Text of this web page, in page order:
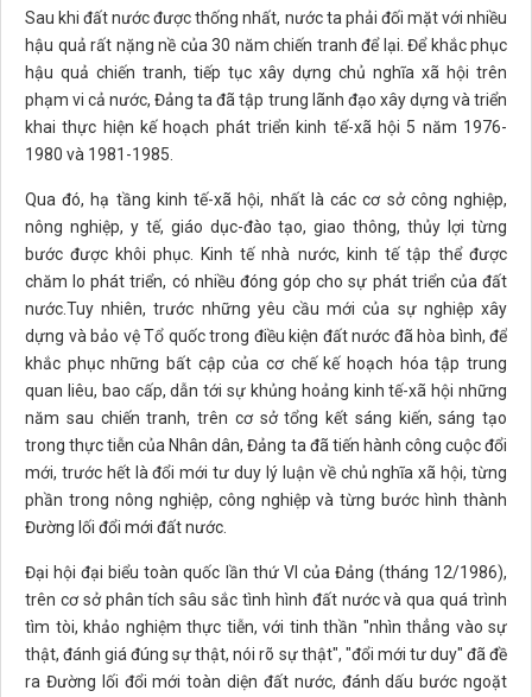
Sau khi đất nước được thống nhất, nước ta phải đối mặt với nhiều
hậu quả rất nặng nề của 30 năm chiến tranh để lại. Để khắc phục
hậu quả chiến tranh, tiếp tục xây dựng chủ nghĩa xã hội trên
phạm vi cả nước, Đảng ta đã tập trung lãnh đạo xây dựng và triển
khai thực hiện kế hoạch phát triển kinh tế-xã hội 5 năm 1976-
1980 và 1981-1985.
Qua đó, hạ tầng kinh tế-xã hội, nhất là các cơ sở công nghiệp,
nông nghiệp, y tế, giáo dục-đào tạo, giao thông, thủy lợi từng
bước được khôi phục. Kinh tế nhà nước, kinh tế tập thể được
chăm lo phát triển, có nhiều đóng góp cho sự phát triển của đất
nước.Tuy nhiên, trước những yêu cầu mới của sự nghiệp xây
dựng và bảo vệ Tổ quốc trong điều kiện đất nước đã hòa bình, để
khắc phục những bất cập của cơ chế kế hoạch hóa tập trung
quan liêu, bao cấp, dẫn tới sự khủng hoảng kinh tế-xã hội những
năm sau chiến tranh, trên cơ sở tổng kết sáng kiến, sáng tạo
trong thực tiễn của Nhân dân, Đảng ta đã tiến hành công cuộc đổi
mới, trước hết là đổi mới tư duy lý luận về chủ nghĩa xã hội, từng
phần trong nông nghiệp, công nghiệp và từng bước hình thành
Đường lối đổi mới đất nước.
Đại hội đại biểu toàn quốc lần thứ VI của Đảng (tháng 12/1986),
trên cơ sở phân tích sâu sắc tình hình đất nước và qua quá trình
tìm tòi, khảo nghiệm thực tiễn, với tinh thần "nhìn thẳng vào sự
thật, đánh giá đúng sự thật, nói rõ sự thật", "đổi mới tư duy" đã đề
ra Đường lối đổi mới toàn diện đất nước, đánh dấu bước ngoặt